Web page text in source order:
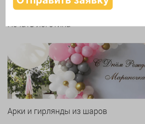
Печать логотипа
Арки и гирлянды из шаров